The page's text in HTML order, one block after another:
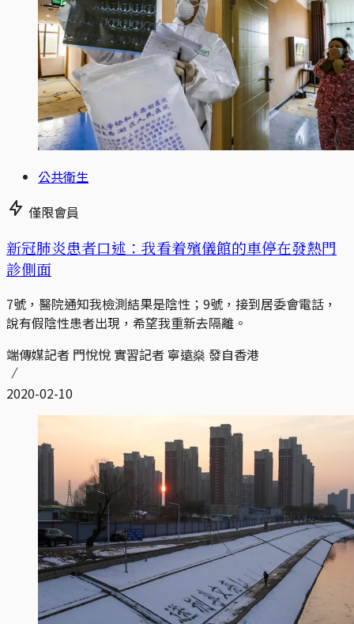
公共衛生
僅限會員
新冠肺炎患者口述：我看着殯儀館的車停在發熱門
診側面
7號，醫院通知我檢測結果是陰性；9號，接到居委會電話，
說有假陰性患者出現，希望我重新去隔離。
端傳媒記者 門悅悅 實習記者 寧遠燊 發自香港
2020-02-10